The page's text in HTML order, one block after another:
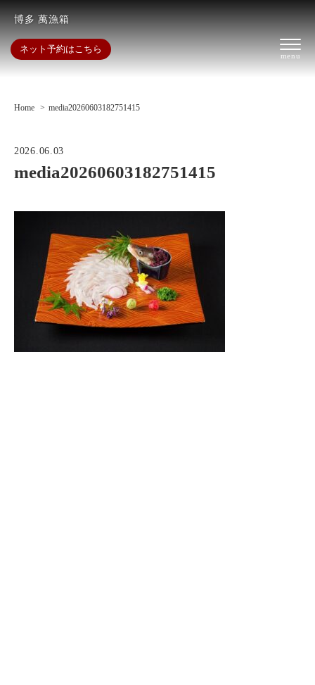
博多 萬漁箱
ネット予約はこちら
Home media20260603182751415
2026.06.03
media20260603182751415